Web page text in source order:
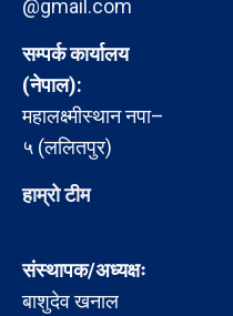
@gmail.com
सम्पर्क कार्यालय
(नेपाल):
महालक्ष्मीस्थान नपा–
५ (ललितपुर)
हाम्रो टीम
संस्थापक/अध्यक्षः
बाशुदेव खनाल